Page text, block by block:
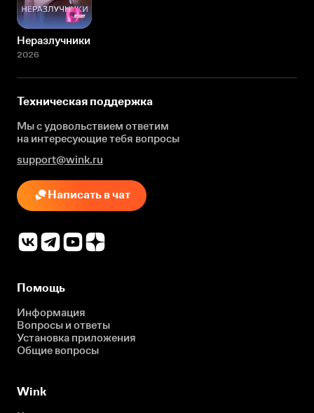
Неразлучники
2026
Техническая поддержка
Мы с удовольствием ответим
на интересующиетебя вопросы
support@wink.ru
Написать в чат
Помощь
Информация
Вопросы и ответы
Установка приложения
Общие вопросы
Wink